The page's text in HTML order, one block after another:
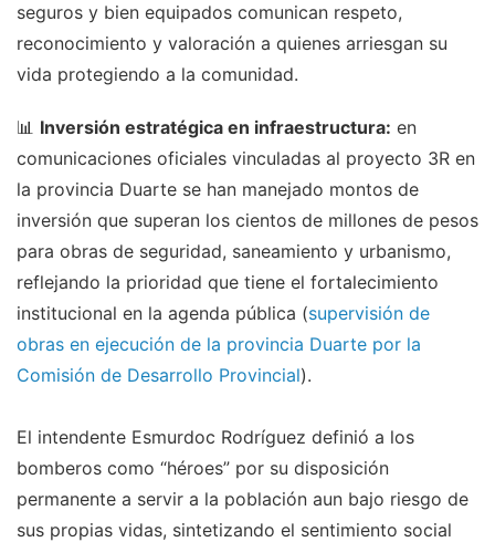
seguros y bien equipados comunican respeto,
reconocimiento y valoración a quienes arriesgan su
vida protegiendo a la comunidad.
📊 Inversión estratégica en infraestructura: en
comunicaciones oficiales vinculadas al proyecto 3R en
la provincia Duarte se han manejado montos de
inversión que superan los cientos de millones de pesos
para obras de seguridad, saneamiento y urbanismo,
reflejando la prioridad que tiene el fortalecimiento
institucional en la agenda pública (supervisión de
obras en ejecución de la provincia Duarte por la
Comisión de Desarrollo Provincial).
El intendente Esmurdoc Rodríguez definió a los
bomberos como “héroes” por su disposición
permanente a servir a la población aun bajo riesgo de
sus propias vidas, sintetizando el sentimiento social